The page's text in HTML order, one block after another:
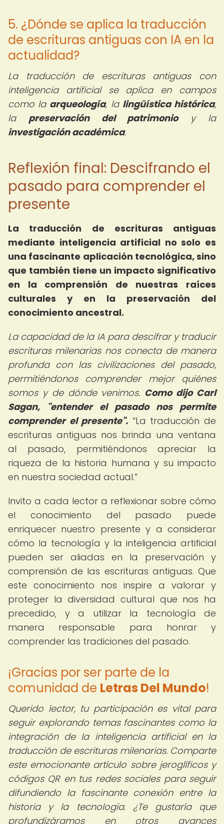
5. ¿Dónde se aplica la traducción
de escrituras antiguas con IA en la
actualidad?
La traducción de escrituras antiguas con
inteligencia artificial se aplica en campos
como la arqueología, la lingüística histórica,
la preservación del patrimonioy la
investigación académica.
Reflexión final: Descifrando el
pasado para comprender el
presente
La traducción de escrituras antiguas
mediante inteligencia artificial no solo es
una fascinante aplicación tecnológica, sino
que también tiene un impacto significativo
en la comprensión de nuestras raíces
culturales y en la preservación del
conocimiento ancestral.
La capacidad de la IA para descifrar y traducir
escrituras milenarias nos conecta de manera
profunda con las civilizaciones del pasado,
permitiéndonos comprender mejor quiénes
somos y de dónde venimos. Como dijo Carl
Sagan, "entender el pasado nos permite
comprender el presente". La traducción de
escrituras antiguas nos brinda una ventana
al pasado, permitiéndonos apreciar la
riqueza de la historia humana y su impacto
en nuestra sociedad actual.
Invito a cada lector a reflexionar sobre cómo
el conocimiento del pasado puede
enriquecer nuestro presente y a considerar
cómo la tecnología y la inteligencia artificial
pueden ser aliadas en la preservación y
comprensión de las escrituras antiguas. Que
este conocimiento nos inspire a valorar y
proteger la diversidad cultural que nos ha
precedido, y a utilizar la tecnología de
manera responsable para honrar y
comprender las tradiciones del pasado.
¡Gracias por ser parte de la
comunidad de Letras Del Mundo!
Querido lector,tu participación es vital para
seguir explorando temas fascinantes como la
integración de la inteligencia artificial en la
traducción de escrituras milenarias. Comparte
este emocionante artículo sobre jeroglíficos y
códigos QR en tus redes sociales para seguir
difundiendo la fascinante conexión entre la
historia y la tecnología. ¿Te gustaría que
profundizáramos en otros avances